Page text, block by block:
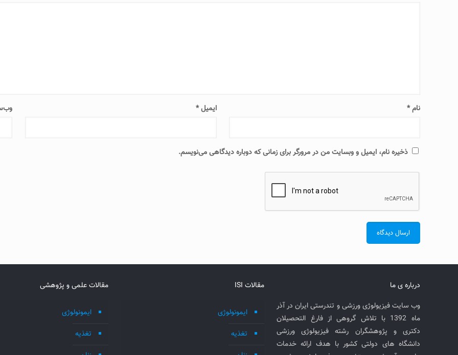
نام* ایمیل*
ذخیره نام، ایمیل و وبسایت من در مرورگر برای زمانی که دوباره دیدگاهی می‌نویسم.
درباره ی ما
وب سایت فیزیولوژی ورزشی و تندرستی ایران در آذر
ماه 1392 با تلاش گروهی از فارغ التحصیلان
دکتری و پژوهشگران رشته فیزیولوژی ورزشی
دانشگاه های دولتی کشور با هدف ارائه خدمات
مقالات ISI
ایمونولوژی
تغذیه
مقالات علمی و پژوهشی
ایمونولوژی
تغذیه